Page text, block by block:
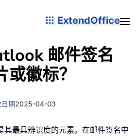
ExtendOffice
邮件签名
徽标？
期2025-04-03
其最具辨识度的元素。在邮件签名中